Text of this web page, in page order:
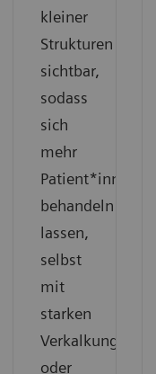
kleiner
Strukturen
sichtbar,
sodass
sich
mehr
Patient*innen
behandeln
lassen,
selbst
mit
starken
Verkalkungen
oder